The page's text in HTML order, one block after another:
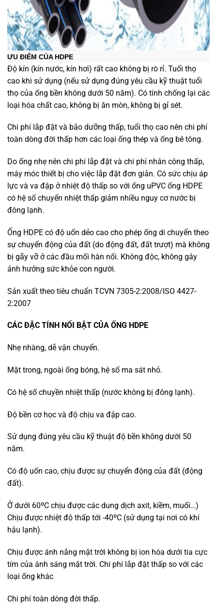
ƯU ĐIỂM CỦA HDPE
Độ kín (kín nước, kín hơi) rất cao không bị rò rỉ. Tuổi thọ
cao khi sử dụng (nếu sử dụng đúng yêu cầu kỹ thuật tuổi
thọ của ống bền không dưới 50 năm). Có tính chống lại các
loại hóa chất cao, không bị ăn mòn, không bị gỉ sét.
Chi phí lắp đặt và bảo dưỡng thấp, tuổi thọ cao nên chi phí
toàn dòng đời thấp hơn các loại ống thép và ống bê tông.
Do ống nhẹ nên chi phí lắp đặt và chi phí nhân công thấp,
máy móc thiết bị cho việc lắp đặt đơn giản. Có sức chịu áp
lực và va đập ở nhiệt độ thấp so với ống uPVC ống HDPE
có hệ số chuyển nhiệt thấp giảm nhiều nguy cơ nước bị
đông lạnh.
Ống HDPE có độ uốn dẻo cao cho phép ống di chuyển theo
sự chuyển động của đất (do động đất, đất trượt) mà không
bị gãy vỡ ở các đầu mối hàn nối. Không độc, không gây
ảnh hưởng sức khỏe con người.
Sản xuất theo tiêu chuẩn TCVN 7305-2:2008/ISO 4427-
2:2007
CÁC ĐẶC TÍNH NỐI BẬT CỦA ỐNG HDPE
Nhẹ nhàng, dễ vận chuyển.
Mặt trong, ngoài ống bóng, hệ số ma sát nhỏ.
Có hệ số chuyền nhiệt thấp (nước không bị đông lạnh).
Độ bền cơ học và độ chịu va đập cao.
Sử dụng đúng yêu cầu kỹ thuật độ bền không dưới 50
năm.
Có độ uốn cao, chịu được sự chuyển động của đất (động
đất).
Ở dưới 60ºC chịu được các dung dịch axit, kiềm, muối…)
Chịu được nhiệt độ thấp tới -40ºC (sử dụng tại nơi có khí
hậu lạnh).
Chịu được ánh nắng mặt trời không bị ion hóa dưới tia cực
tím của ánh sáng mặt trời. Chi phí lắp đặt thấp so với các
loại ống khác
Chi phí toàn dòng đời thấp.